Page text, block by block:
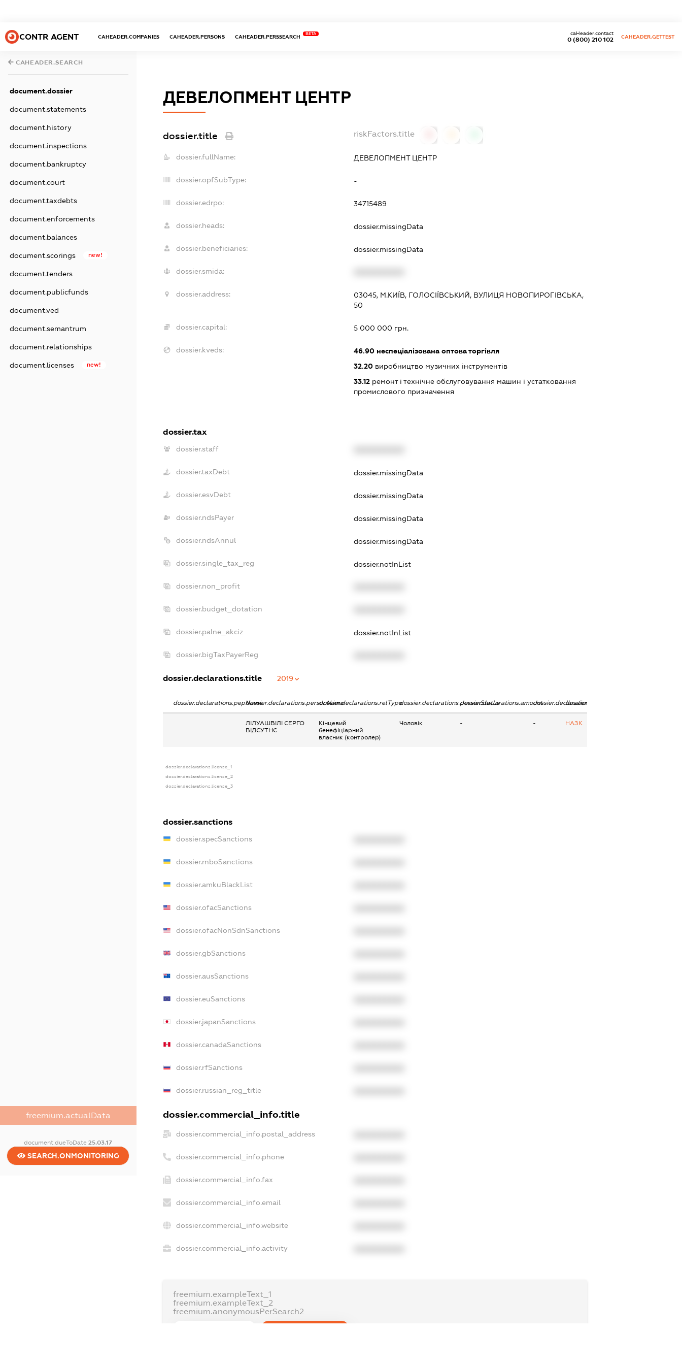
CONTR AGENT CAHEADER.COMPANIES CAHEADER.PERSONS CAHEADER.PERSSEARCH
BETA
0 (800) 210 102
caHeader.contact
CAHEADER.GETTEST
CAHEADER.SEARCH
document.dossier
document.statements
document.history
document.inspections
document.bankruptcy
document.court
document.taxdebts
document.enforcements
document.balances
document.scorings new!
document.tenders
document.publicfunds
document.ved
document.semantrum
document.relationships
document.licenses new!
freemium.actualData
document.dueToDate25.03.17
SEARCH.ONMONITORING
ДЕВЕЛОПМЕНТ ЦЕНТР
dossier.title riskFactors.title
dossier.fullName: ДЕВЕЛОПМЕНТ ЦЕНТР
dossier.opfSubType: -
dossier.edrpo: 34715489
dossier.heads: dossier.missingData
dossier.beneficiaries: dossier.missingData
dossier.smida:
dossier.address:
03045, М.КИЇВ, ГОЛОСІЇВСЬКИЙ, ВУЛИЦЯ НОВОПИРОГІВСЬКА,
50
dossier.capital: 5 000 000 грн.
dossier.kveds: 46.90 неспеціалізована оптова торгівля
32.20 виробництво музичних інструментів
33.12 ремонт і технічне обслуговування машин і устатковання
промислового призначення
dossier.tax
dossier.staff
dossier.taxDebt dossier.missingData
dossier.esvDebt dossier.missingData
dossier.ndsPayer dossier.missingData
dossier.ndsAnnul dossier.missingData
dossier.single_tax_reg dossier.notInList
dossier.non_profit
dossier.budget_dotation
dossier.palne_akciz dossier.notInList
dossier.bigTaxPayerReg
dossier.declarations.title 2019
dossier.declarations.pepNamedossier.declarations.personNamedossier.declarations.relTypedossier.declarations.personStatusdossier.declarations.amountdossier.declarations.currency
dossier.declarations.source
ЛІЛУАШВІЛІ СЕРГО
ВІДСУТНЄ
Кінцевий
бенефіціарний
власник (контролер)
Чоловік - - НАЗК
dossier.declarations.license_1
dossier.declarations.license_2
dossier.declarations.license_3
dossier.sanctions
dossier.specSanctions
dossier.rnboSanctions
dossier.amkuBlackList
dossier.ofacSanctions
dossier.ofacNonSdnSanctions
dossier.gbSanctions
dossier.ausSanctions
dossier.euSanctions
dossier.japanSanctions
dossier.canadaSanctions
dossier.rfSanctions
dossier.russian_reg_title
dossier.commercial_info.title
dossier.commercial_info.postal_address
dossier.commercial_info.phone
dossier.commercial_info.fax
dossier.commercial_info.email
dossier.commercial_info.website
dossier.commercial_info.activity
freemium.exampleText_1
freemium.exampleText_2
freemium.anonymousPerSearch2